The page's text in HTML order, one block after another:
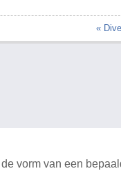
«
vorm van een